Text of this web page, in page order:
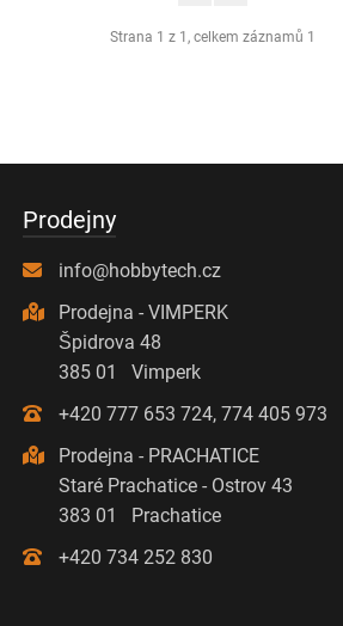
Strana 1 z 1, celkem záznamů 1
Prodejny
info@hobbytech.cz
Prodejna - VIMPERK
Špidrova 48
385 01 Vimperk
+420 777 653 724, 774 405 973
Prodejna - PRACHATICE
Staré Prachatice - Ostrov 43
383 01 Prachatice
+420 734 252 830